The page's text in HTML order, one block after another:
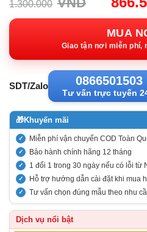
1.300.000
gốc:
MUA
Giao tận nơi miễn phí,
SDT/Zalo 0866501503
Tư vấn trực tuyến
🎁Khuyến mãi
Miễn phí vận chuyển COD Toàn
Bảo hành chính hãng 12 tháng
1 đổi 1 trong 30 ngày nếu có lỗi từ
Hỗ trợ hướng dẫn cài đặt khi mua
Tư vấn chọn đúng mẫu theo nhu
Dịch vụ nổi bật